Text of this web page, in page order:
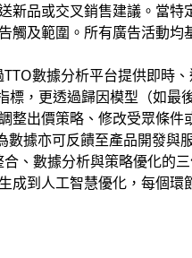
新品或交叉銷售建議。當
觸及範圍。所有廣告活動
數據分析平台提供即時
標，更透過歸因模型（如
整出價策略、修改受眾條
據亦可反饋至產品開發與
、數據分析與策略優化的
成到人工智慧優化，每個